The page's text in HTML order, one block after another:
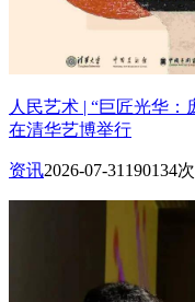
人民艺术 | “巨匠光华
在清华艺博举行
资讯2026-07-31 190134次